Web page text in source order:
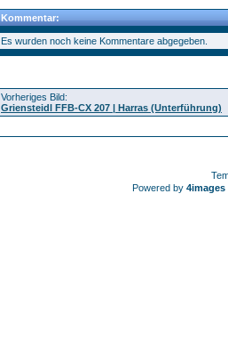
Kommentar:
Es wurden noch keine Kommentare abgegeben.
Vorheriges Bild:
Griensteidl FFB-CX 207 | Harras (Unterführung)
Powered by 4images